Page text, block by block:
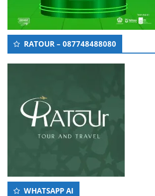
RATOUR – 087748488080
WHATSAPP AI